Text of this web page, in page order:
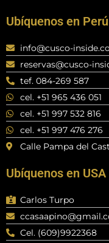
Ubíquenos en Perú
info@cusco-
reservas@cusco-
tef. 084-269 587
cel. +51 965 436 051
cel. +51 997 532 816
cel. +51 997 476 276
Calle Pampa del
Ubíquenos en USA
Carlos Turpo
Cel. (609)9922368